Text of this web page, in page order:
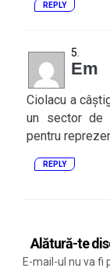
REPLY
Em
Ciolacu a
un sector de
pentru
REPLY
Alătură-te
E-mail-ul nu va fi